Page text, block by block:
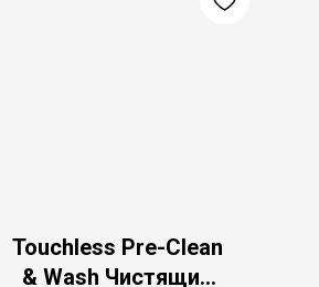
Touchless Pre-Clean
& Wash Чистящий